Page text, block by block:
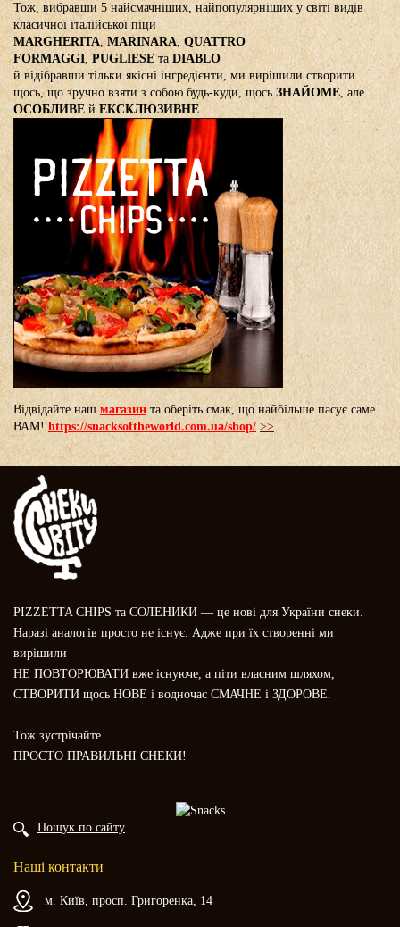
Тож, вибравши 5 найсмачніших, найпопулярніших у світі видів
класичної італійської піци
MARGHERITA, MARINARA, QUATTRO
FORMAGGI, PUGLIESE та DIABLO
й відібравши тільки якісні інгредієнти, ми вирішили створити
щось, що зручно взяти з собою будь-куди, щось ЗНАЙОМЕ, але
ОСОБЛИВЕ й ЕКСКЛЮЗИВНЕ…
Відвідайте наш магазин та оберіть смак, що найбільше пасує саме
ВАМ! https://snacksoftheworld.com.ua/shop/ >>
PIZZETTA CHIPS та СОЛЕНИКИ — це нові для України снеки.
Наразі аналогів просто не існує. Адже при їх створенні ми
вирішили
НЕ ПОВТОРЮВАТИ вже існуюче, а піти власним шляхом,
СТВОРИТИ щось НОВЕ і водночас СМАЧНЕ і ЗДОРОВЕ.
Тож зустрічайте
ПРОСТО ПРАВИЛЬНІ СНЕКИ!
Пошук по сайту
Наші контакти
м. Київ, просп. Григоренка, 14